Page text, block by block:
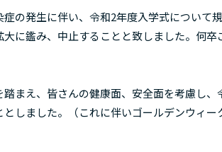
の発生に伴い、令和2年度入学式について
に鑑み、中止することと致しました。何
まえ、皆さんの健康面、安全面を考慮し、
しました。（これに伴いゴールデンウィ